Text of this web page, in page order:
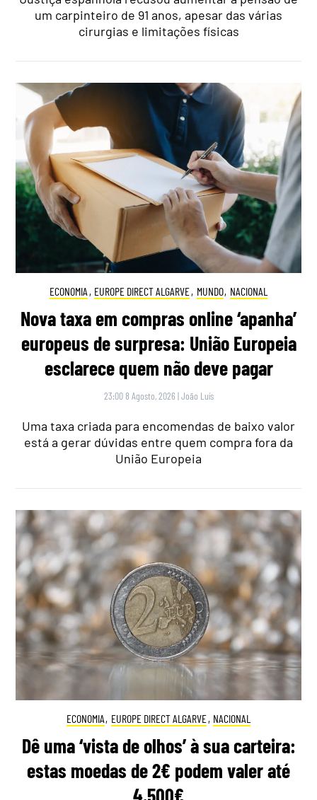
um carpinteiro de 91 anos, apesar das várias
cirurgias e limitações físicas
ECONOMIA , EUROPE DIRECT ALGARVE, MUNDO, NACIONAL
Nova taxa em compras online ‘apanha’
europeus de surpresa: União Europeia
esclarece quem não deve pagar
23:00 8 Agosto, 2026 |João Luís
Uma taxa criada para encomendas de baixo valor
está a gerar dúvidas entre quem compra fora da
União Europeia
ECONOMIA, EUROPE DIRECT ALGARVE, NACIONAL
Dê uma ‘vista de olhos’ à sua carteira:
estas moedas de 2€ podem valer até